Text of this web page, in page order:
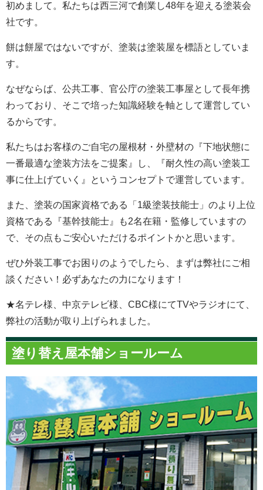
初めまして。私たちは西三河で創業し48年を迎える塗装会
社です。
餅は餅屋ではないですが、塗装は塗装屋を標語としていま
す。
なぜならば、公共工事、官公庁の塗装工事屋として長年携
わっており、そこで培った知識経験を軸として運営してい
るからです。
私たちはお客様のご自宅の屋根材・外壁材の『下地状態に
一番最適な塗装方法をご提案』し、『耐久性の高い塗装工
事に仕上げていく』というコンセプトで運営しています。
また、塗装の国家資格である「1級塗装技能士」のより上位
資格である『基幹技能士』も2名在籍・監修していますの
で、その点もご安心いただけるポイントかと思います。
ぜひ外装工事でお困りのようでしたら、まずは弊社にご相
談ください！必ずあなたの力になります！
★名テレ様、中京テレビ様、CBC様にてTVやラジオにて、
弊社の活動が取り上げられました。
塗り替え屋本舗ショールーム